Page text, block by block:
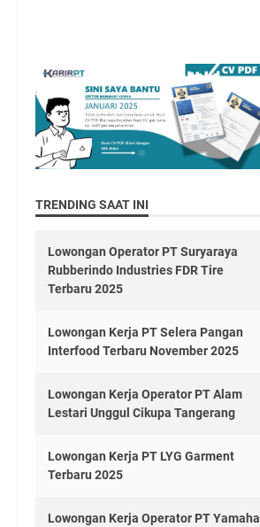
TRENDING SAAT INI
Lowongan Operator PT Suryaraya
Rubberindo Industries FDR Tire
Terbaru 2025
Lowongan Kerja PT Selera Pangan
Interfood Terbaru November 2025
Lowongan Kerja Operator PT Alam
Lestari Unggul Cikupa Tangerang
Lowongan Kerja PT LYG Garment
Terbaru 2025
Lowongan Kerja Operator PT Yamaha